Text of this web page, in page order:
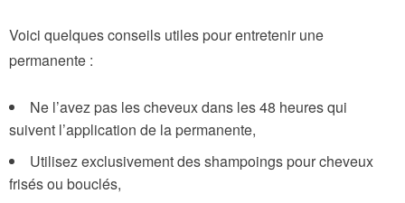
Voici quelques conseils utiles pour entretenir une
permanente :
Ne l’avez pas les cheveux dans les 48 heures qui
suivent l’application de la permanente,
Utilisez exclusivement des shampoings pour cheveux
frisés ou bouclés,